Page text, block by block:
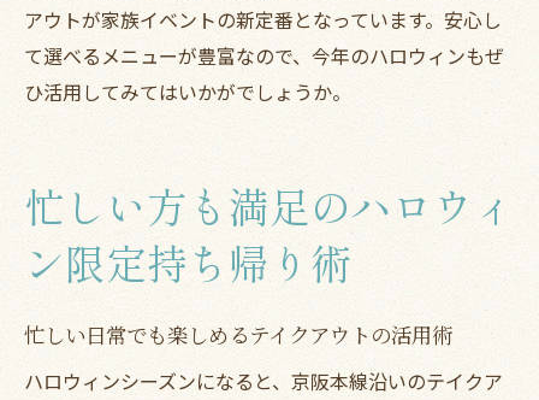
アウトが家族イベントの新定番となっています。安心し
て選べるメニューが豊富なので、今年のハロウィンもぜ
ひ活用してみてはいかがでしょうか。
忙しい方も満足のハロウィ
ン限定持ち帰り術
忙しい日常でも楽しめるテイクアウトの活用術
ハロウィンシーズンになると、京阪本線沿いのテイクア